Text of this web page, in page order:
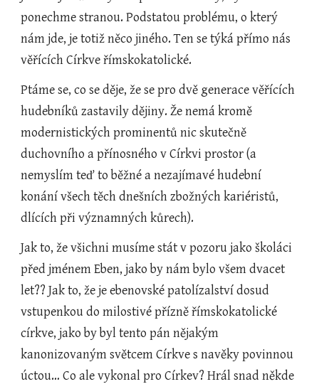
ponechme stranou. Podstatou problému, o který
nám jde, je totiž něco jiného. Ten se týká přímo nás
věřících Církve římskokatolické.
Ptáme se, co se děje, že se pro dvě generace věřících
hudebníků zastavily dějiny. Že nemá kromě
modernistických prominentů nic skutečně
duchovního a přínosného v Církvi prostor (a
nemyslím teď to běžné a nezajímavé hudební
konání všech těch dnešních zbožných kariéristů,
dlících při významných kůrech).
Jak to, že všichni musíme stát v pozoru jako školáci
před jménem Eben, jako by nám bylo všem dvacet
let?? Jak to, že je ebenovské patolízalství dosud
vstupenkou do milostivé přízně římskokatolické
církve, jako by byl tento pán nějakým
kanonizovaným světcem Církve s navěky povinnou
úctou… Co ale vykonal pro Církev? Hrál snad někde